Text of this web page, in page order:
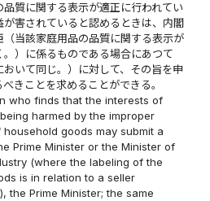
質に関する表示が適正に行われてい
害されていると認めるときは、内閣
当該家庭用品の品質に関する表示が
）に係るものである場合にあつて
いて同じ。）に対して、その旨を申
きことを求めることができる。
who finds that the interests of
harmed by the improper
goods may submit a
Prime Minister or the Minister of
(where the labeling of the
is in relation to a seller
the Prime Minister; the same